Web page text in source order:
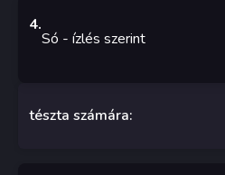
4.
Só - ízlés szerint
tészta számára: